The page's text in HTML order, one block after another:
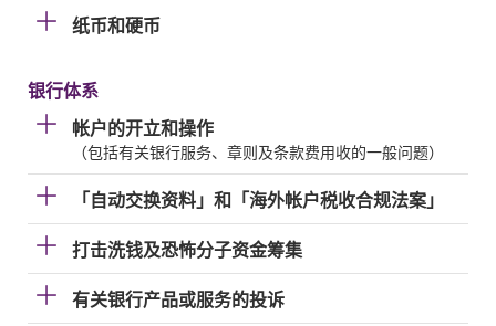
纸币和硬币
银行体系
帐户的开立和操作
（包括有关银行服务、章则及条款费用收的一般问题）
「自动交换资料」和「海外帐户税收合规法案」
打击洗钱及恐怖分子资金筹集
有关银行产品或服务的投诉